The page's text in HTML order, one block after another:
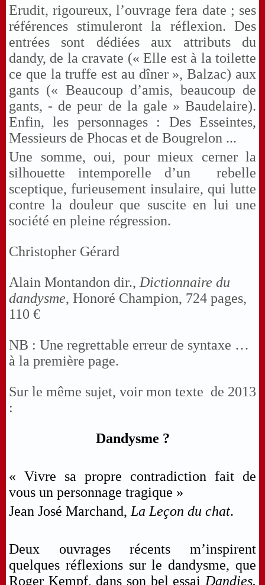
Erudit, rigoureux, l’ouvrage fera date ; ses
références stimuleront la réflexion. Des
entrées sont dédiées aux attributs du
dandy, de la cravate (« Elle est à la toilette
ce que la truffe est au dîner », Balzac) aux
gants (« Beaucoup d’amis, beaucoup de
gants, - de peur de la gale » Baudelaire).
Enfin, les personnages : Des Esseintes,
Messieurs de Phocas et de Bougrelon ...
Une somme, oui, pour mieux cerner la
silhouette intemporelle d’un rebelle
sceptique, furieusement insulaire, qui lutte
contre la douleur que suscite en lui une
société en pleine régression.
Christopher Gérard
Alain Montandon dir., Dictionnaire du
dandysme, Honoré Champion, 724 pages,
110 €
NB : Une regrettable erreur de syntaxe …
à la première page.
Sur le même sujet, voir mon texte de 2013
:
Dandysme ?
« Vivre sa propre contradiction fait de
vous un personnage tragique »
Jean José Marchand, La Leçon du chat.
Deux ouvrages récents m’inspirent
quelques réflexions sur le dandysme, que
Roger Kempf, dans son bel essai Dandies.